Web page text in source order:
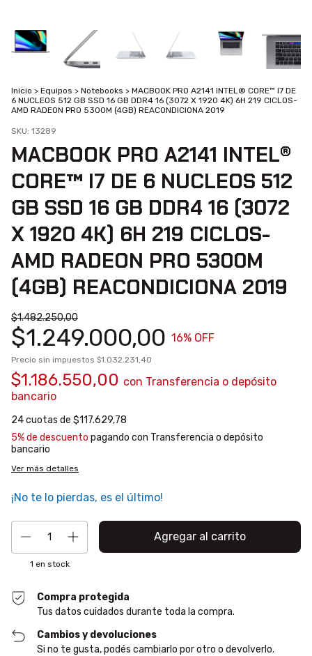
Inicio > Equipos > Notebooks > MACBOOK PRO A2141 INTEL®️ CORE™️ I7 DE
6 NUCLEOS 512 GB SSD 16 GB DDR4 16 (3072 X 1920 4K) 6H 219 CICLOS-
AMD RADEON PRO 5300M (4GB) REACONDICIONA 2019
SKU: 13289
MACBOOK PRO A2141 INTEL®️
CORE™️ I7 DE 6 NUCLEOS 512
GB SSD 16 GB DDR4 16 (3072
X 1920 4K) 6H 219 CICLOS-
AMD RADEON PRO 5300M
(4GB) REACONDICIONA 2019
$1.482.250,00
$1.249.000,00 16% OFF
Precio sin impuestos $1.032.231,40
$1.186.550,00 con Transferencia o depósito
bancario
24cuotas de $117.629,78
5% de descuento pagando con Transferencia o depósito
bancario
Ver más detalles
¡No te lo pierdas, es el último!
1 en stock
Compra protegida
Tus datos cuidados durante toda la compra.
Cambios y devoluciones
Si no te gusta, podés cambiarlo por otro o devolverlo.